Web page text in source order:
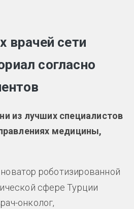
врачей сети
согласно
из лучших специалистов
медицины,
роботизированной
сфере Турции
онколог,